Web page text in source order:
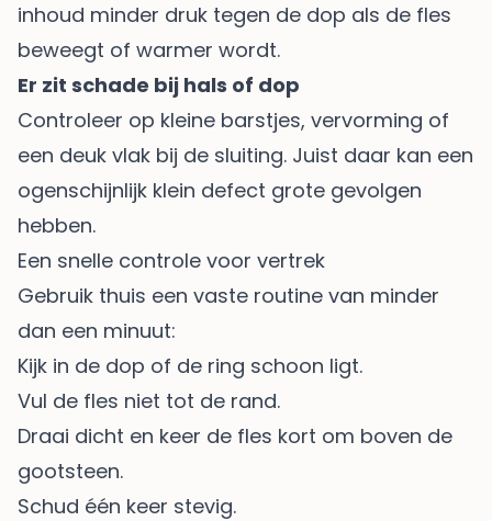
inhoud minder druk tegen de dop als de fles
beweegt of warmer wordt.
Er zit schade bij hals of dop
Controleer op kleine barstjes, vervorming of
een deuk vlak bij de sluiting. Juist daar kan een
ogenschijnlijk klein defect grote gevolgen
hebben.
Een snelle controle voor vertrek
Gebruik thuis een vaste routine van minder
dan een minuut:
Kijk in de dop of de ring schoon ligt.
Vul de fles niet tot de rand.
Draai dicht en keer de fles kort om boven de
gootsteen.
Schud één keer stevig.